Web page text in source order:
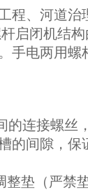
程、河道
启闭机结构
手电两用
连接螺丝
的间隙，
垫（严禁